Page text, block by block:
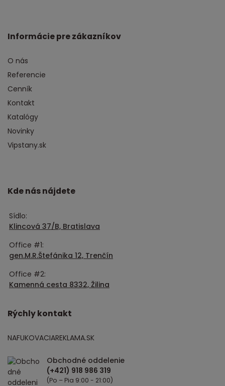
Informácie pre zákazníkov
O nás
Referencie
Cenník
Kontakt
Katalógy
Novinky
Vipstany.sk
Kde nás nájdete
Sídlo:
Klincová 37/B, Bratislava
Office #1:
gen.M.R.Štefánika 12, Trenčín
Office #2:
Kamenná cesta 8332, Žilina
Rýchly kontakt
NAFUKOVACIAREKLAMA.SK
Obchodné oddelenie
(Po – Pia 9:00 - 21:00)